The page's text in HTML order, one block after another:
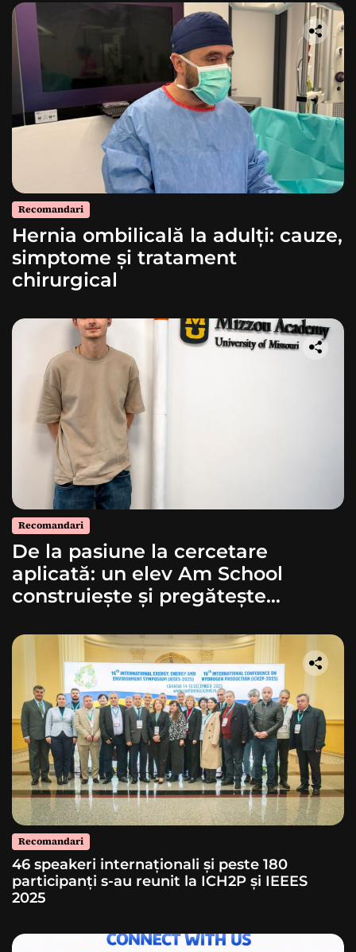
Recomandari
Hernia ombilicală la adulți: cauze,
simptome și tratament
chirurgical
Recomandari
De la pasiune la cercetare
aplicată: un elev Am School
construiește și pregătește
Recomandari
46 speakeri internaționali și peste 180
participanți s-au reunit la ICH2P și IEEES
2025